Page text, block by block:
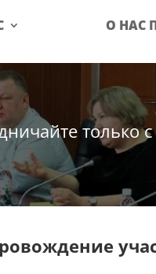
О НАС